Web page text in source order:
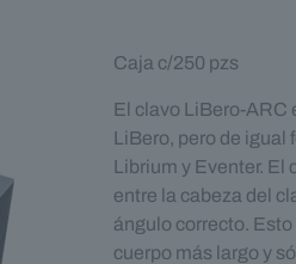
Caja c/250 pzs
El clavo LiBero-ARC
LiBero, pero de igual
Librium y Eventer.
entre la cabeza del
ángulo correcto.
cuerpo más largo y